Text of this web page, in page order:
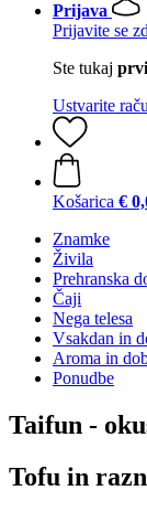
Prijava
Prijavite se
Ste tukaj
Ustvarite
Košarica €
Znamke
Živila
Prehranska
Čaji
Nega telesa
Vsakdan in
Aroma in
Ponudbe
Taifun -
Tofu in